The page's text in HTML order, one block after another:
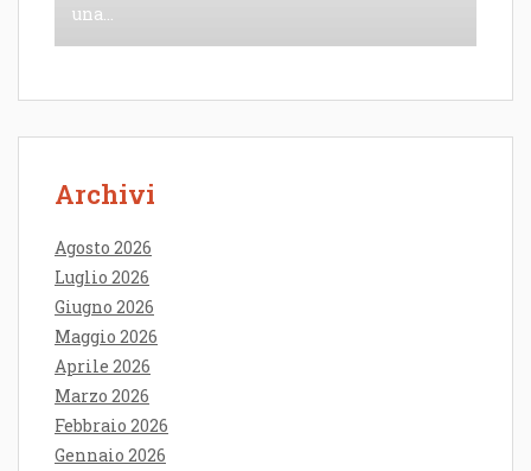
una...
Archivi
Agosto 2026
Luglio 2026
Giugno 2026
Maggio 2026
Aprile 2026
Marzo 2026
Febbraio 2026
Gennaio 2026